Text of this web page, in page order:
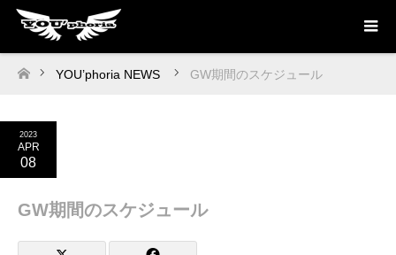
ホーム
YOU’phoria NEWS GW期間のスケジュール
2023
APR
08
GW期間のスケジュール